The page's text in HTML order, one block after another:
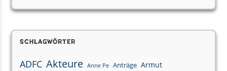
Schlagwörter
ADFC Akteure Anne Pe Anträge Armut